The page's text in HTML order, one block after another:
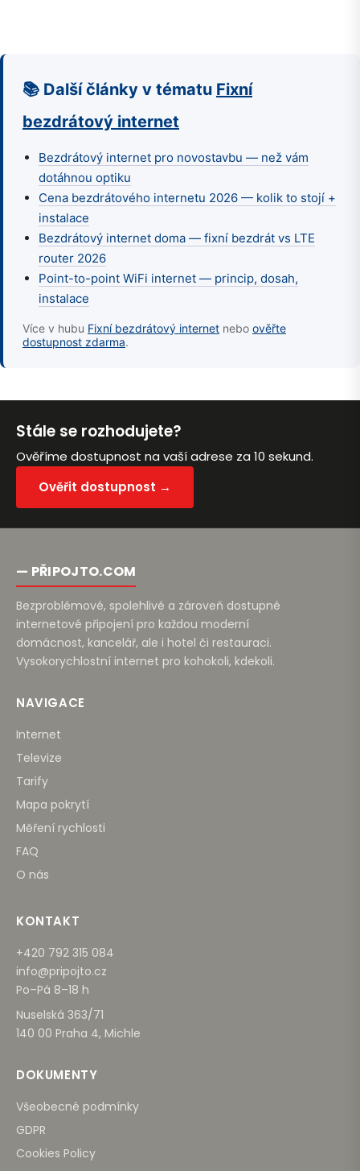
📚 Další články v tématu Fixní
bezdrátový internet
Bezdrátový internet pro novostavbu — než vám
dotáhnou optiku
Cena bezdrátového internetu 2026 — kolik to stojí +
instalace
Bezdrátový internet doma — fixní bezdrát vs LTE
router 2026
Point-to-point WiFi internet — princip, dosah,
instalace
Více v hubu Fixní bezdrátový internet nebo ověřte
dostupnost zdarma.
Stále se rozhodujete?
Ověříme dostupnost na vaší adrese za 10 sekund.
Ověřit dostupnost →
— PŘIPOJTO.COM
Bezproblémové, spolehlivé a zároveň dostupné
internetové připojení pro každou moderní
domácnost, kancelář, ale i hotel či restauraci.
Vysokorychlostní internet pro kohokoli, kdekoli.
NAVIGACE
Internet
Televize
Tarify
Mapa pokrytí
Měření rychlosti
FAQ
O nás
KONTAKT
+420 792 315 084
info@pripojto.cz
Po–Pá 8–18 h
Nuselská 363/71
140 00 Praha 4, Michle
DOKUMENTY
Všeobecné podmínky
GDPR
Cookies Policy